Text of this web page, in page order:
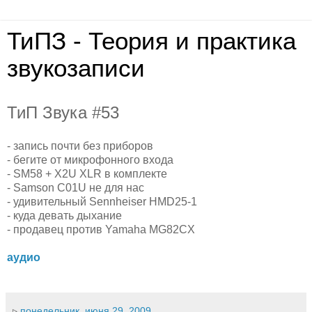
ТиПЗ - Теория и практика
звукозаписи
ТиП Звука #53
- запись почти без приборов
- бегите от микрофонного входа
- SM58 + X2U XLR в комплекте
- Samson C01U не для нас
- удивительный Sennheiser HMD25-1
- куда девать дыхание
- продавец против Yamaha MG82CX
аудио